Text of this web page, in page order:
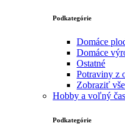
Podkategórie
Domáce
Domáce
Ostatné
Potraviny z
Zobraziť
Hobby a voľný čas
Podkategórie